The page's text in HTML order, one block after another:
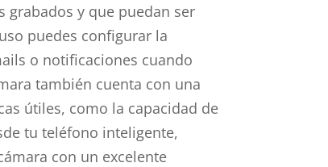
grabados y que puedan ser
puedes configurar la
o notificaciones cuando
también cuenta con una
útiles, como la capacidad de
tu teléfono inteligente,
con un excelente